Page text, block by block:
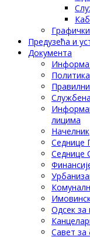
Предузећа и
Документа
лицима
Начелник
Седнице
Седнице
Одсек за
Савет за